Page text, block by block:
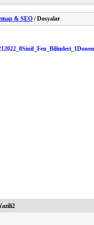
& SEO / Dosyalar